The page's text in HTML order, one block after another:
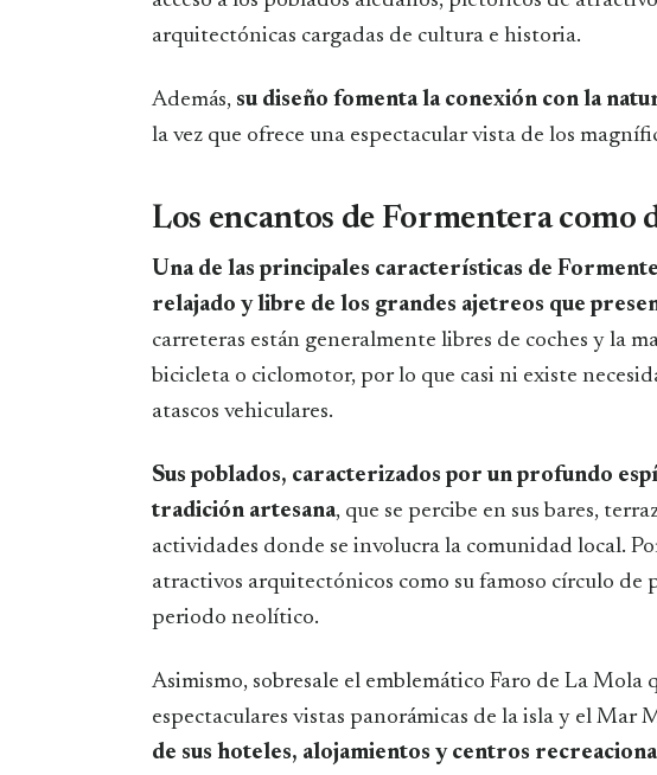
arquitectónicas cargadas de cultura e historia.
Además, su diseño fomenta la conexión con la
la vez que ofrece una espectacular vista de los
Los encantos de Formentera como
Una de las principales características de
relajado y libre de los grandes ajetreos que
carreteras están generalmente libres de coches y la
bicicleta o ciclomotor, por lo que casi ni existe
atascos vehiculares.
Sus poblados, caracterizados por un profundo
tradición artesana, que se percibe en sus bares,
actividades donde se involucra la comunidad local.
atractivos arquitectónicos como su famoso círculo de
periodo neolítico.
Asimismo, sobresale el emblemático Faro de La Mola
espectaculares vistas panorámicas de la isla y el Mar
de sus hoteles, alojamientos y centros